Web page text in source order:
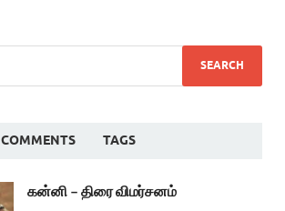
COMMENTS TAGS
கன்னி – திரை விமர்சனம்